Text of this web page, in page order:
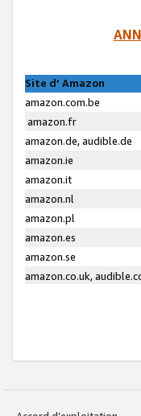
Site d’ Amazon
amazon.com.be
amazon.fr
amazon.de, audible.de
amazon.ie
amazon.it
amazon.nl
amazon.pl
amazon.es
amazon.se
amazon.co.uk,